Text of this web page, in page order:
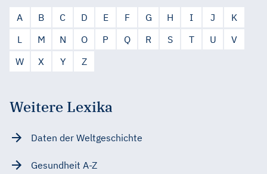
A B C D E F G H I J
K
L
M N O P Q R S T U
V
W
X Y Z
Weitere Lexika
Daten der Weltgeschichte
Gesundheit A-Z